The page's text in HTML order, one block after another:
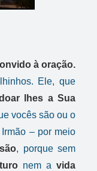
à oração.
Ele, que
lhes a Sua
vocês são ou o
– por meio
, porque sem
nem a vida